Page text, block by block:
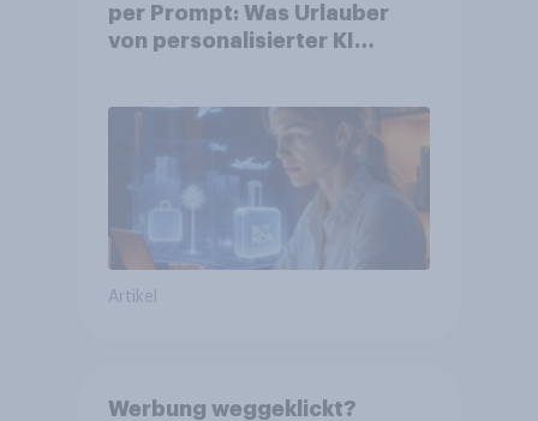
per Prompt: Was Urlauber
von personalisierter KI
bereits genutzt werden
Artikel
Werbung weggeklickt?